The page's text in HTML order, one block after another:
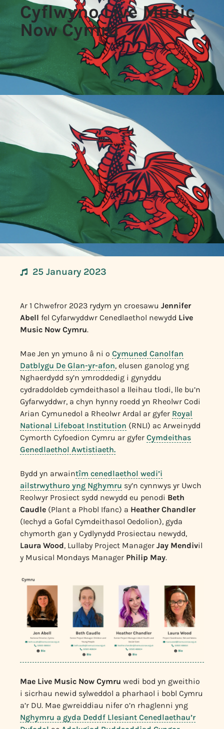
Cyflwyno Live Music
Now Cymru
25 January 2023
Ar 1 Chwefror 2023 rydym yn croesawu Jennifer
Abell fel Cyfarwyddwr Cenedlaethol newydd Live
Music Now Cymru.
Mae Jen yn ymuno â ni o Cymuned Canolfan
Datblygu De Glan-yr-afon, elusen ganolog yng
Nghaerdydd sy’n ymroddedig i gynyddu
cydraddoldeb cymdeithasol a lleihau tlodi, lle bu’n
Gyfarwyddwr, a chyn hynny roedd yn Rheolwr Codi
Arian Cymunedol a Rheolwr Ardal ar gyfer Royal
National Lifeboat Institution (RNLI) ac Arweinydd
Cymorth Cyfoedion Cymru ar gyfer Cymdeithas
Genedlaethol Awtistiaeth.
Bydd yn arwaintîm cenedlaethol wedi’i
ailstrwythuro yng Nghymru sy’n cynnwys yr Uwch
Reolwyr Prosiect sydd newydd eu penodi Beth
Caudle (Plant a Phobl Ifanc) a Heather Chandler
(Iechyd a Gofal Cymdeithasol Oedolion), gyda
chymorth gan y Cydlynydd Prosiectau newydd,
Laura Wood, Lullaby Project Manager Jay Mendivil
y Musical Mondays Manager Philip May.
Mae Live Music Now Cymru wedi bod yn gweithio
i sicrhau newid sylweddol a pharhaol i bobl Cymru
a’r DU. Mae gwreiddiau nifer o’n rhaglenni yng
Nghymru a gyda Deddf Llesiant Cenedlaethau’r